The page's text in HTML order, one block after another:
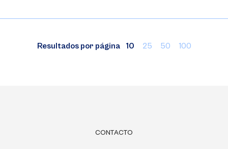
Resultados por página 10 25 50 100
CONTACTO